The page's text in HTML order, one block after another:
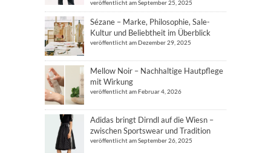
veröffentlicht am September 25, 2025
Sézane – Marke, Philosophie, Sale-
Kultur und Beliebtheit im Überblick
veröffentlicht am Dezember 29, 2025
Mellow Noir – Nachhaltige Hautpflege
mit Wirkung
veröffentlicht am Februar 4, 2026
Adidas bringt Dirndl auf die Wiesn –
zwischen Sportswear und Tradition
veröffentlicht am September 26, 2025